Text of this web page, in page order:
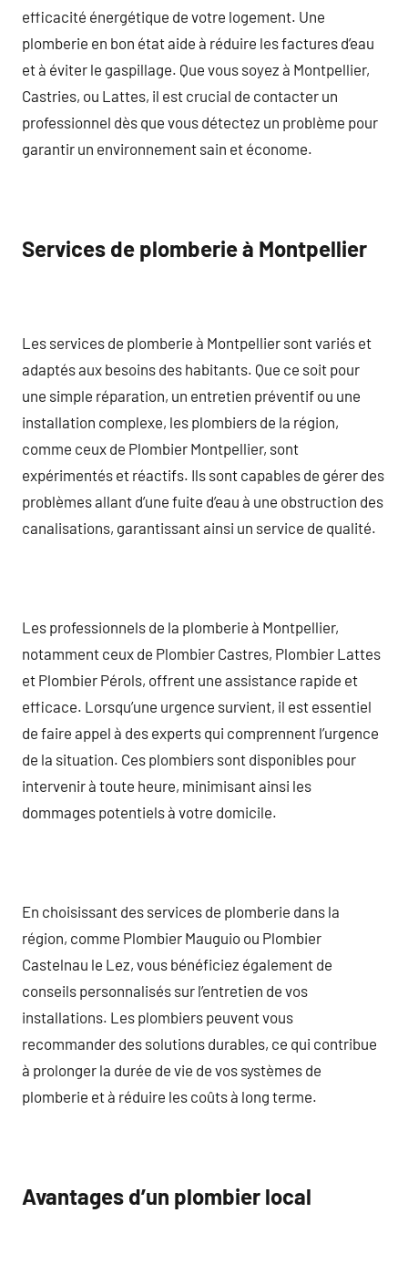
efficacité énergétique de votre logement. Une
plomberie en bon état aide à réduire les factures d’eau
et à éviter le gaspillage. Que vous soyez à Montpellier,
Castries, ou Lattes, il est crucial de contacter un
professionnel dès que vous détectez un problème pour
garantir un environnement sain et économe.
Services de plomberie à Montpellier
Les services de plomberie à Montpellier sont variés et
adaptés aux besoins des habitants. Que ce soit pour
une simple réparation, un entretien préventif ou une
installation complexe, les plombiers de la région,
comme ceux de Plombier Montpellier, sont
expérimentés et réactifs. Ils sont capables de gérer des
problèmes allant d’une fuite d’eau à une obstruction des
canalisations, garantissant ainsi un service de qualité.
Les professionnels de la plomberie à Montpellier,
notamment ceux de Plombier Castres, Plombier Lattes
et Plombier Pérols, offrent une assistance rapide et
efficace. Lorsqu’une urgence survient, il est essentiel
de faire appel à des experts qui comprennent l’urgence
de la situation. Ces plombiers sont disponibles pour
intervenir à toute heure, minimisant ainsi les
dommages potentiels à votre domicile.
En choisissant des services de plomberie dans la
région, comme Plombier Mauguio ou Plombier
Castelnau le Lez, vous bénéficiez également de
conseils personnalisés sur l’entretien de vos
installations. Les plombiers peuvent vous
recommander des solutions durables, ce qui contribue
à prolonger la durée de vie de vos systèmes de
plomberie et à réduire les coûts à long terme.
Avantages d’un plombier local